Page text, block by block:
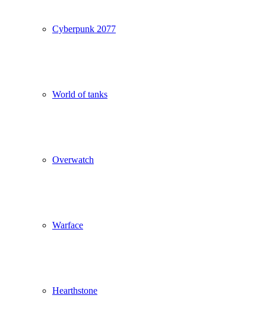
Cyberpunk 2077
World of tanks
Overwatch
Warface
Hearthstone